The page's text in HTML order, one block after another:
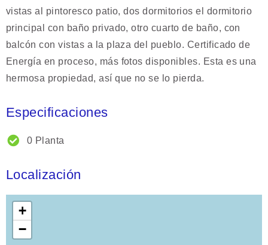
vistas al pintoresco patio, dos dormitorios el dormitorio
principal con baño privado, otro cuarto de baño, con
balcón con vistas a la plaza del pueblo. Certificado de
Energía en proceso, más fotos disponibles. Esta es una
hermosa propiedad, así que no se lo pierda.
Especificaciones
0 Planta
Localización
+
−